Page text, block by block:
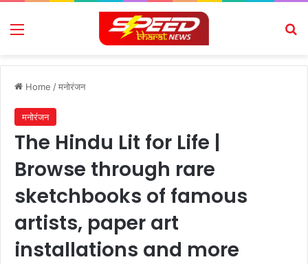
Menu
Home /मनोरंजन
मनोरंजन
The Hindu Lit for Life |
Browse through rare
sketchbooks of famous
artists, paper art
installations and more